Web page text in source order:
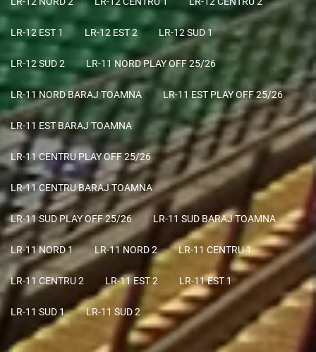
LR-12 EST 1 LR-12 EST 2 LR-12 SUD 1
LR-12 SUD 2 LR-11 NORD PLAY OFF 25/26
LR-11 NORD BARAJ TOAMNA LR-11 EST PLAY OFF 25/26
LR-11 EST BARAJ TOAMNA
LR-11 CENTRU PLAY OFF 25/26
LR-11 CENTRU BARAJ TOAMNA
LR-11 SUD PLAY OFF 25/26 LR-11 SUD BARAJ TOAMNA
LR-11 NORD 1 LR-11 NORD 2 LR-11 CENTRU 1
LR-11 CENTRU 2 LR-11 EST 2 LR-11 EST 1
LR-11 SUD 1 LR-11 SUD 2